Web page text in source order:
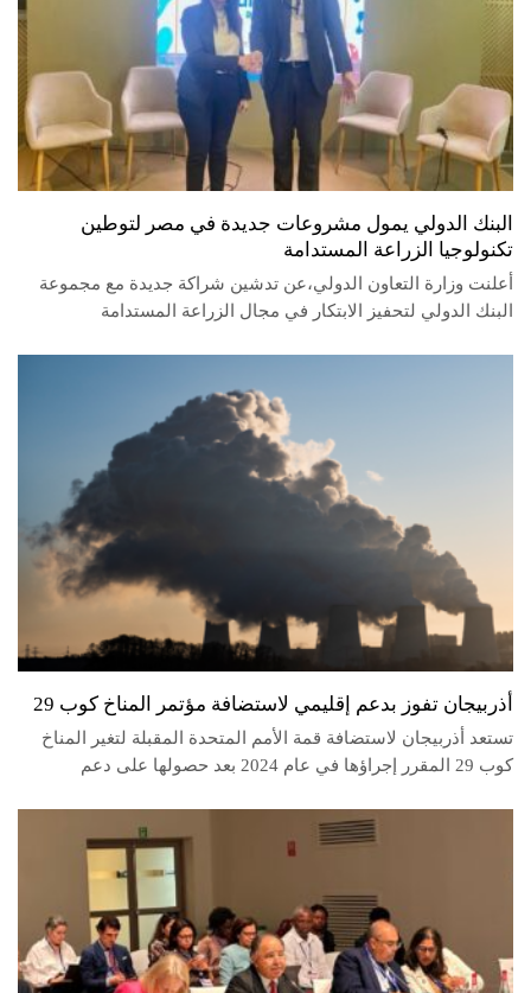
البنك الدولي يمول مشروعات جديدة في مصر لتوطين
تكنولوجيا الزراعة المستدامة
أعلنت وزارة التعاون الدولي،عن تدشين شراكة جديدة مع مجموعة
البنك الدولي لتحفيز الابتكار في مجال الزراعة المستدامة
أذربيجان تفوز بدعم إقليمي لاستضافة مؤتمر المناخ كوب 29
تستعد أذربيجان لاستضافة قمة الأمم المتحدة المقبلة لتغير المناخ
كوب 29 المقرر إجراؤها في عام 2024 بعد حصولها على دعم